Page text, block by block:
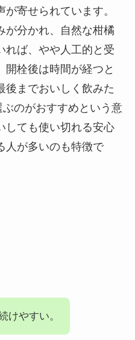
寄せられています。
が分かれ、自然な柑橘
れば、やや人工的と受
開栓後は時間が経つと
後までおいしく飲みた
のがおすすめという意
しても使い切れる安心
人が多いのも特徴で
けやすい。